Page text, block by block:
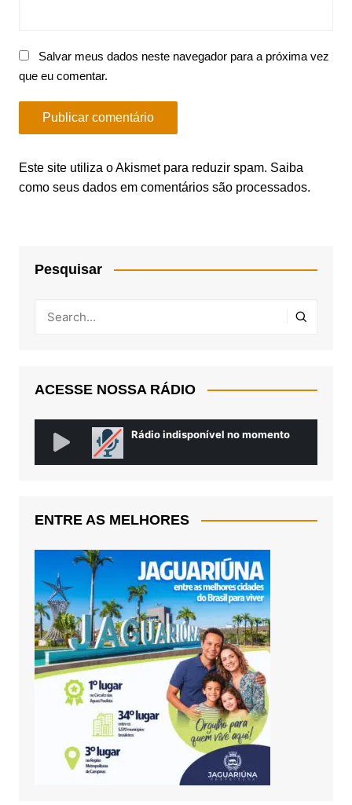
Salvar meus dados neste navegador para a próxima vez
que eu comentar.
Este site utiliza o Akismet para reduzir spam. Saiba
como seus dados em comentários são processados.
Pesquisar
ACESSE NOSSA RÁDIO
ENTRE AS MELHORES